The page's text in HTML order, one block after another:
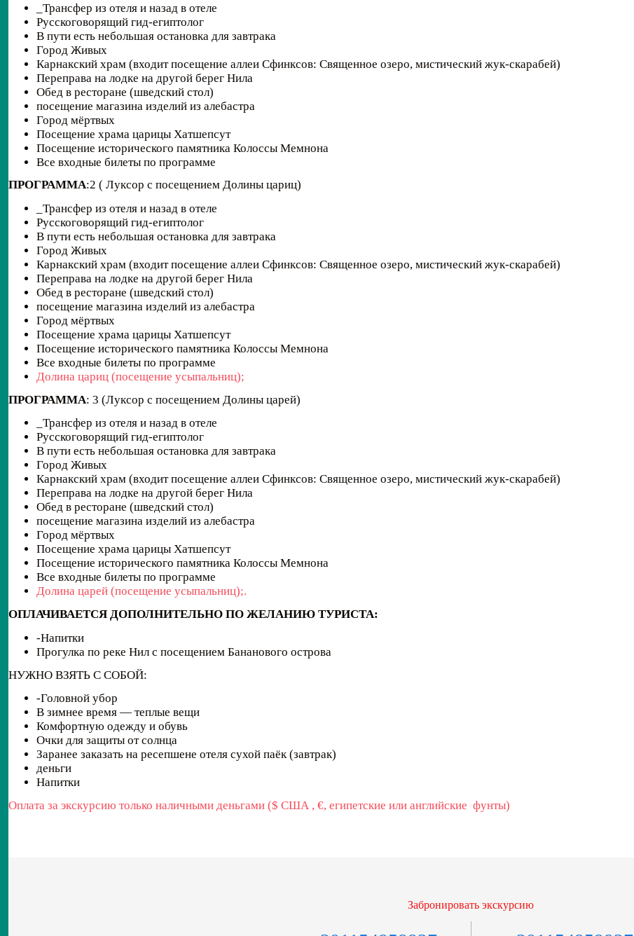
_Трансфер из отеля и назад в отеле
Русскоговорящий гид-египтолог
В пути есть небольшая остановка для завтрака
Город Живых
Карнакский храм (входит посещение аллеи Сфинксов: Священное озеро, мистический жук-скарабей)
Переправа на лодке на другой берег Нила
Обед в ресторане (шведский стол)
посещение магазина изделий из алебастра
Город мёртвых
Посещение храма царицы Хатшепсут
Посещение исторического памятника Колоссы Мемнона
Все входные билеты по программе
ПРОГРАММА:2 ( Луксор с посещением Долины цариц)
_Трансфер из отеля и назад в отеле
Русскоговорящий гид-египтолог
В пути есть небольшая остановка для завтрака
Город Живых
Карнакский храм (входит посещение аллеи Сфинксов: Священное озеро, мистический жук-скарабей)
Переправа на лодке на другой берег Нила
Обед в ресторане (шведский стол)
посещение магазина изделий из алебастра
Город мёртвых
Посещение храма царицы Хатшепсут
Посещение исторического памятника Колоссы Мемнона
Все входные билеты по программе
Долина цариц (посещение усыпальниц);
ПРОГРАММА: 3 (Луксор с посещением Долины царей)
_Трансфер из отеля и назад в отеле
Русскоговорящий гид-египтолог
В пути есть небольшая остановка для завтрака
Город Живых
Карнакский храм (входит посещение аллеи Сфинксов: Священное озеро, мистический жук-скарабей)
Переправа на лодке на другой берег Нила
Обед в ресторане (шведский стол)
посещение магазина изделий из алебастра
Город мёртвых
Посещение храма царицы Хатшепсут
Посещение исторического памятника Колоссы Мемнона
Все входные билеты по программе
Долина царей (посещение усыпальниц);.
ОПЛАЧИВАЕТСЯ ДОПОЛНИТЕЛЬНО ПО ЖЕЛАНИЮ ТУРИСТА:
-Напитки
Прогулка по реке Нил с посещением Бананового острова
НУЖНО ВЗЯТЬ С СОБОЙ:
-Головной убор
В зимнее время — теплые вещи
Комфортную одежду и обувь
Очки для защиты от солнца
Заранее заказать на ресепшене отеля сухой паёк (завтрак)
деньги
Напитки
Оплата за экскурсию только наличными деньгами ($ США , €, египетские или английские фунты)
Забронировать экскурсию